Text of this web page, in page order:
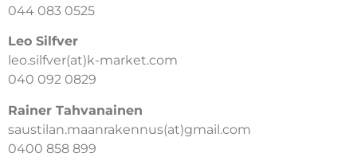
044 083 0525
Leo Silfver
leo.silfver(at)k-market.com
040 092 0829
Rainer Tahvanainen
saustilan.maanrakennus(at)gmail.com
0400 858 899